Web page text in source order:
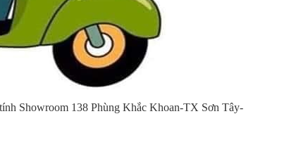
Showroom 138 Phùng Khắc Khoan-TX Sơn Tây-